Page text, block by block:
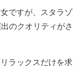
ですが、スタラゾ
のクオリティがさ
ラックスだけを求